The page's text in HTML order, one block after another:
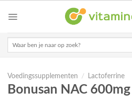
Voedingssupplementen / Lactoferrine
Bonusan NAC